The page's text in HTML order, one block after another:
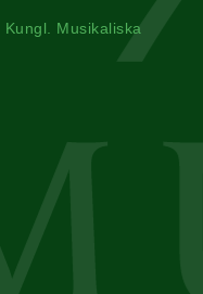
Kungl. Musikaliska